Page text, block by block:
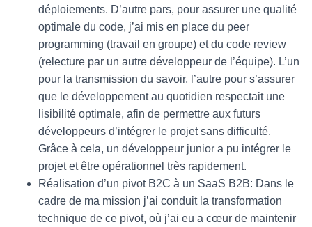
déploiements. D’autre pars, pour assurer une qualité
optimale du code, j’ai mis en place du peer
programming (travail en groupe) et du code review
(relecture par un autre développeur de l’équipe). L’un
pour la transmission du savoir, l’autre pour s’assurer
que le développement au quotidien respectait une
lisibilité optimale, afin de permettre aux futurs
développeurs d’intégrer le projet sans difficulté.
Grâce à cela, un développeur junior a pu intégrer le
projet et être opérationnel très rapidement.
Réalisation d’un pivot B2C à un SaaS B2B: Dans le
cadre de ma mission j’ai conduit la transformation
technique de ce pivot, où j’ai eu a cœur de maintenir